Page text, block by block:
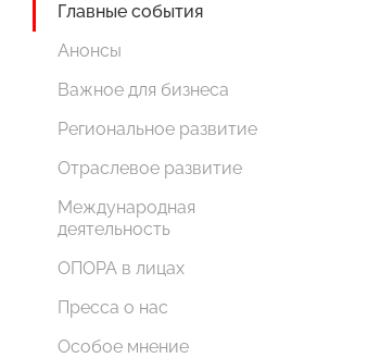
Главные события
Анонсы
Важное для бизнеса
Региональное развитие
Отраслевое развитие
Международная
деятельность
ОПОРА в лицах
Пресса о нас
Особое мнение